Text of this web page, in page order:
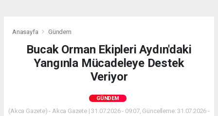
Anasayfa Gündem
Bucak Orman Ekipleri Aydın'daki
Yangınla Mücadeleye Destek
Veriyor
GÜNDEM
(Akca Gazete) - Akca Gazete | 31.07.2026 - 09:07, Güncelleme: 31.07.2026 -